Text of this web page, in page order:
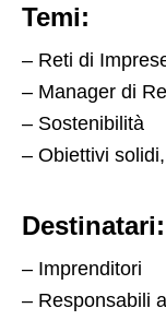
Temi:
– Reti di
– Manager di
– Sostenibilità
– Obiettivi
Destinatari:
– Imprenditori
– Responsabili